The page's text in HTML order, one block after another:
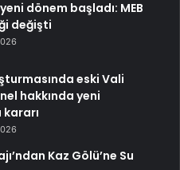
dönem başladı: MEB
değişti
eski Vali
hakkında yeni
Kaz Gölü’ne Su